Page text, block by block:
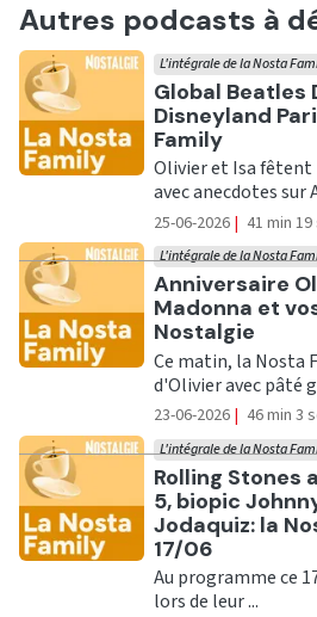
Autres podcasts à
Ecouter
Global Beatles
Disneyland
Family
L'intégrale de la Nosta
Olivier et Isa fêtent
avec anecdotes sur
25-06-2026 | 41 min
Ecouter
Anniversaire
Madonna et
Nostalgie
L'intégrale de la Nosta
Ce matin, la Nosta
d'Olivier avec pâté
23-06-2026 | 46 min 3
Ecouter
Rolling Stones
5, biopic
Jodaquiz: la
17/06
L'intégrale de la Nosta
Au programme ce
lors de leur ...